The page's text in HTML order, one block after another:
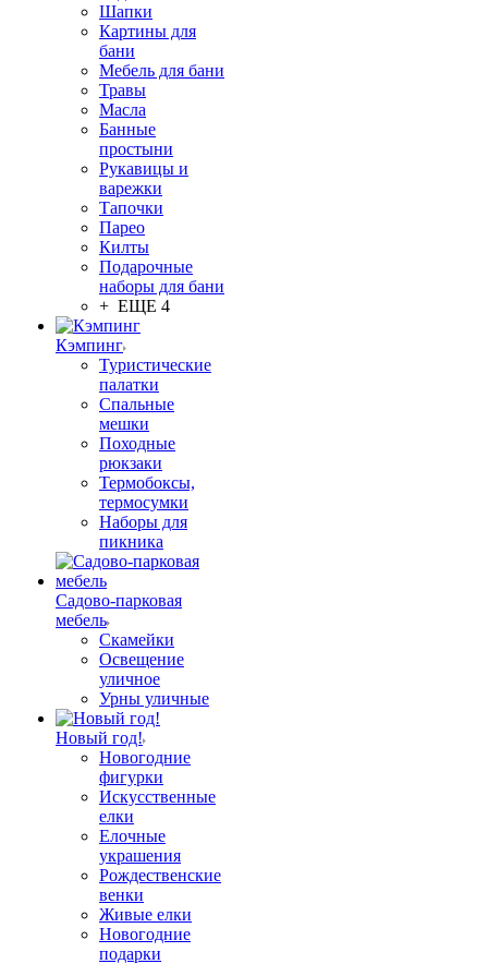
Шапки
Картины для
бани
Мебель для бани
Травы
Масла
Банные
простыни
Рукавицы и
варежки
Тапочки
Парео
Килты
Подарочные
наборы для бани
+ ЕЩЕ 4
Кэмпинг
Туристические
палатки
Спальные
мешки
Походные
рюкзаки
Термобоксы,
термосумки
Наборы для
пикника
Садово-парковая
мебель
Скамейки
Освещение
уличное
Урны уличные
Новый год!
Новогодние
фигурки
Искусственные
елки
Елочные
украшения
Рождественские
венки
Живые елки
Новогодние
подарки